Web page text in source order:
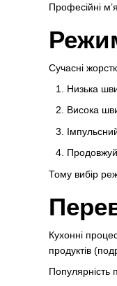
Професійні
Сучасні
Низька
Висока
Тому вибір
Кухонні
продуктів
Популярність